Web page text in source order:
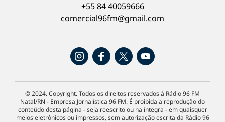
+55 84 40059666
comercial96fm@gmail.com
© 2024. Copyright. Todos os direitos reservados à Rádio 96 FM
Natal/RN - Empresa Jornalística 96 FM. É proibida a reprodução do
conteúdo desta página - seja reescrito ou na íntegra - em quaisquer
meios eletrônicos ou impressos, sem autorização escrita da Rádio 96